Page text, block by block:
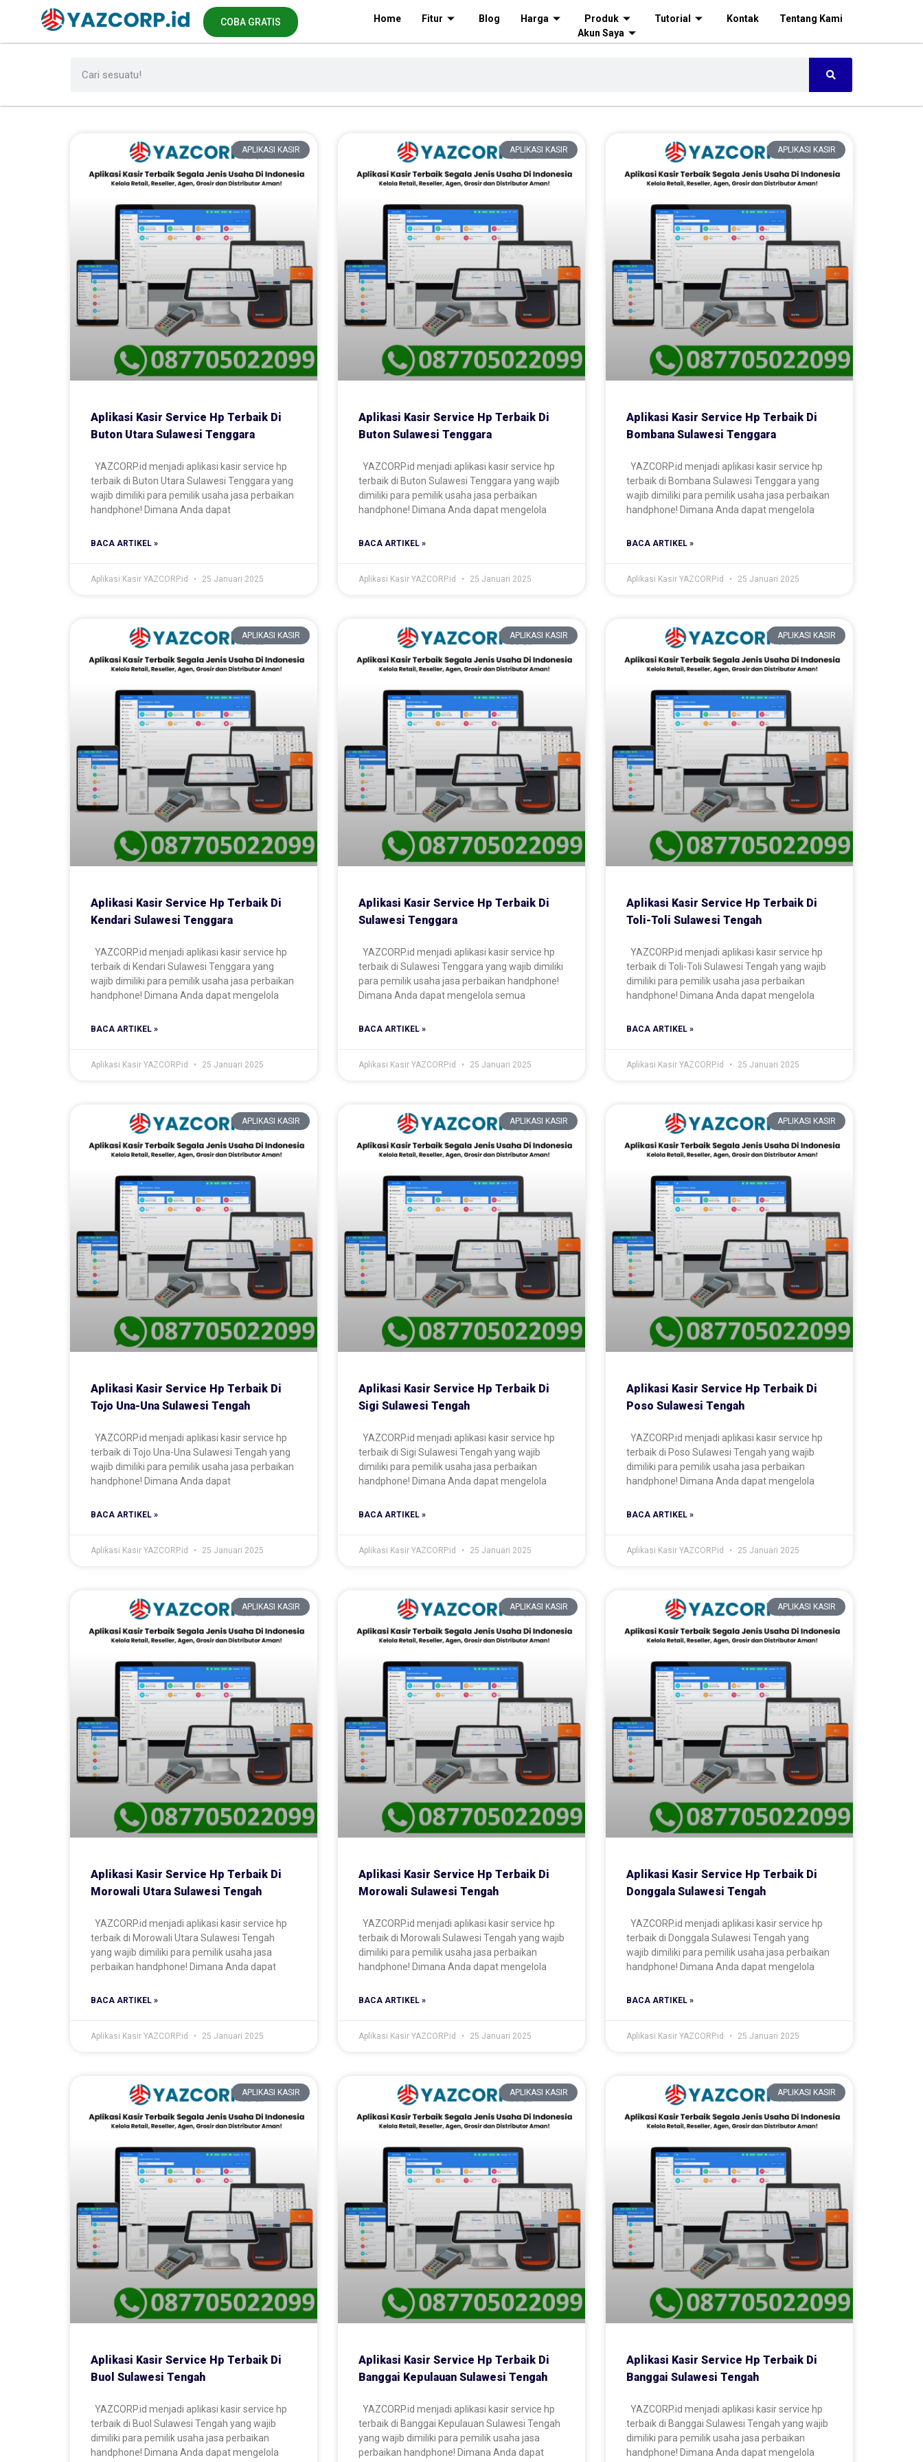
COBA GRATIS Home Fitur Blog Harga Produk Tutorial Kontak
Tentang Kami
Akun Saya
APLIKASI KASIR
Aplikasi Kasir Service Hp Terbaik Di
Buton Utara Sulawesi Tenggara
YAZCORP.id menjadi aplikasi kasir service hp
terbaik di Buton Utara Sulawesi Tenggara yang
wajib dimiliki para pemilik usaha jasa perbaikan
handphone! Dimana Anda dapat
BACA ARTIKEL »
Aplikasi Kasir YAZCORP.id 25 Januari 2025
APLIKASI KASIR
Aplikasi Kasir Service Hp Terbaik Di
Buton Sulawesi Tenggara
YAZCORP.id menjadi aplikasi kasir service hp
terbaik di Buton Sulawesi Tenggara yang wajib
dimiliki para pemilik usaha jasa perbaikan
handphone! Dimana Anda dapat mengelola
BACA ARTIKEL »
Aplikasi Kasir YAZCORP.id 25 Januari 2025
APLIKASI KASIR
Aplikasi Kasir Service Hp Terbaik Di
Bombana Sulawesi Tenggara
YAZCORP.id menjadi aplikasi kasir service hp
terbaik di Bombana Sulawesi Tenggara yang
wajib dimiliki para pemilik usaha jasa perbaikan
handphone! Dimana Anda dapat mengelola
BACA ARTIKEL »
Aplikasi Kasir YAZCORP.id 25 Januari 2025
APLIKASI KASIR
Aplikasi Kasir Service Hp Terbaik Di
Kendari Sulawesi Tenggara
YAZCORP.id menjadi aplikasi kasir service hp
terbaik di Kendari Sulawesi Tenggara yang
wajib dimiliki para pemilik usaha jasa perbaikan
handphone! Dimana Anda dapat mengelola
BACA ARTIKEL »
Aplikasi Kasir YAZCORP.id 25 Januari 2025
APLIKASI KASIR
Aplikasi Kasir Service Hp Terbaik Di
Sulawesi Tenggara
YAZCORP.id menjadi aplikasi kasir service hp
terbaik di Sulawesi Tenggara yang wajib dimiliki
para pemilik usaha jasa perbaikan handphone!
Dimana Anda dapat mengelola semua
BACA ARTIKEL »
Aplikasi Kasir YAZCORP.id 25 Januari 2025
APLIKASI KASIR
Aplikasi Kasir Service Hp Terbaik Di
Toli-Toli Sulawesi Tengah
YAZCORP.id menjadi aplikasi kasir service hp
terbaik di Toli-Toli Sulawesi Tengah yang wajib
dimiliki para pemilik usaha jasa perbaikan
handphone! Dimana Anda dapat mengelola
BACA ARTIKEL »
Aplikasi Kasir YAZCORP.id 25 Januari 2025
APLIKASI KASIR
Aplikasi Kasir Service Hp Terbaik Di
Tojo Una-Una Sulawesi Tengah
YAZCORP.id menjadi aplikasi kasir service hp
terbaik di Tojo Una-Una Sulawesi Tengah yang
wajib dimiliki para pemilik usaha jasa perbaikan
handphone! Dimana Anda dapat
BACA ARTIKEL »
Aplikasi Kasir YAZCORP.id 25 Januari 2025
APLIKASI KASIR
Aplikasi Kasir Service Hp Terbaik Di
Sigi Sulawesi Tengah
YAZCORP.id menjadi aplikasi kasir service hp
terbaik di Sigi Sulawesi Tengah yang wajib
dimiliki para pemilik usaha jasa perbaikan
handphone! Dimana Anda dapat mengelola
BACA ARTIKEL »
Aplikasi Kasir YAZCORP.id 25 Januari 2025
APLIKASI KASIR
Aplikasi Kasir Service Hp Terbaik Di
Poso Sulawesi Tengah
YAZCORP.id menjadi aplikasi kasir service hp
terbaik di Poso Sulawesi Tengah yang wajib
dimiliki para pemilik usaha jasa perbaikan
handphone! Dimana Anda dapat mengelola
BACA ARTIKEL »
Aplikasi Kasir YAZCORP.id 25 Januari 2025
APLIKASI KASIR
Aplikasi Kasir Service Hp Terbaik Di
Morowali Utara Sulawesi Tengah
YAZCORP.id menjadi aplikasi kasir service hp
terbaik di Morowali Utara Sulawesi Tengah
yang wajib dimiliki para pemilik usaha jasa
perbaikan handphone! Dimana Anda dapat
BACA ARTIKEL »
Aplikasi Kasir YAZCORP.id 25 Januari 2025
APLIKASI KASIR
Aplikasi Kasir Service Hp Terbaik Di
Morowali Sulawesi Tengah
YAZCORP.id menjadi aplikasi kasir service hp
terbaik di Morowali Sulawesi Tengah yang wajib
dimiliki para pemilik usaha jasa perbaikan
handphone! Dimana Anda dapat mengelola
BACA ARTIKEL »
Aplikasi Kasir YAZCORP.id 25 Januari 2025
APLIKASI KASIR
Aplikasi Kasir Service Hp Terbaik Di
Donggala Sulawesi Tengah
YAZCORP.id menjadi aplikasi kasir service hp
terbaik di Donggala Sulawesi Tengah yang
wajib dimiliki para pemilik usaha jasa perbaikan
handphone! Dimana Anda dapat mengelola
BACA ARTIKEL »
Aplikasi Kasir YAZCORP.id 25 Januari 2025
APLIKASI KASIR
Aplikasi Kasir Service Hp Terbaik Di
Buol Sulawesi Tengah
YAZCORP.id menjadi aplikasi kasir service hp
terbaik di Buol Sulawesi Tengah yang wajib
dimiliki para pemilik usaha jasa perbaikan
handphone! Dimana Anda dapat mengelola
APLIKASI KASIR
Aplikasi Kasir Service Hp Terbaik Di
Banggai Kepulauan Sulawesi Tengah
YAZCORP.id menjadi aplikasi kasir service hp
terbaik di Banggai Kepulauan Sulawesi Tengah
yang wajib dimiliki para pemilik usaha jasa
perbaikan handphone! Dimana Anda dapat
APLIKASI KASIR
Aplikasi Kasir Service Hp Terbaik Di
Banggai Sulawesi Tengah
YAZCORP.id menjadi aplikasi kasir service hp
terbaik di Banggai Sulawesi Tengah yang wajib
dimiliki para pemilik usaha jasa perbaikan
handphone! Dimana Anda dapat mengelola